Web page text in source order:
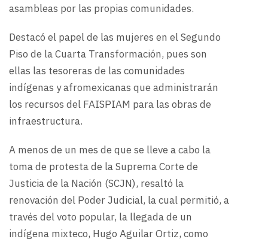
asambleas por las propias comunidades.
Destacó el papel de las mujeres en el Segundo
Piso de la Cuarta Transformación, pues son
ellas las tesoreras de las comunidades
indígenas y afromexicanas que administrarán
los recursos del FAISPIAM para las obras de
infraestructura.
A menos de un mes de que se lleve a cabo la
toma de protesta de la Suprema Corte de
Justicia de la Nación (SCJN), resaltó la
renovación del Poder Judicial, la cual permitió, a
través del voto popular, la llegada de un
indígena mixteco, Hugo Aguilar Ortiz, como